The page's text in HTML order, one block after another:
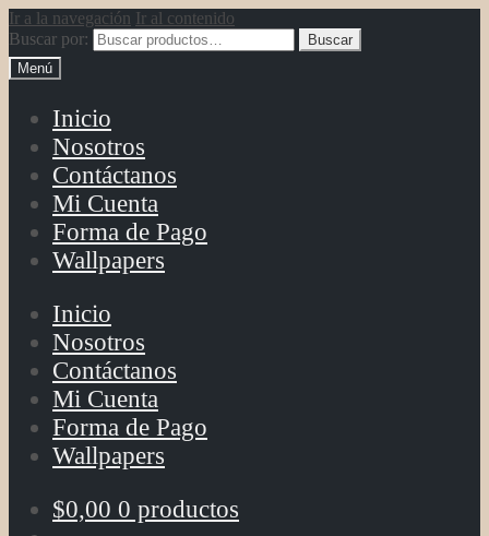
Ir a la navegación Ir al contenido
Buscar por:
Buscar
Menú
Inicio
Nosotros
Contáctanos
Mi Cuenta
Forma de Pago
Wallpapers
Inicio
Nosotros
Contáctanos
Mi Cuenta
Forma de Pago
Wallpapers
$0,00 0 productos